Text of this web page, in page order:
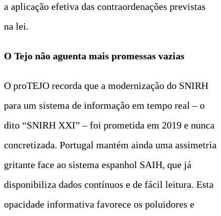
a aplicação efetiva das contraordenações previstas
na lei.
O Tejo não aguenta mais promessas vazias
O proTEJO recorda que a modernização do SNIRH
para um sistema de informação em tempo real – o
dito “SNIRH XXI” – foi prometida em 2019 e nunca
concretizada. Portugal mantém ainda uma assimetria
gritante face ao sistema espanhol SAIH, que já
disponibiliza dados contínuos e de fácil leitura. Esta
opacidade informativa favorece os poluidores e